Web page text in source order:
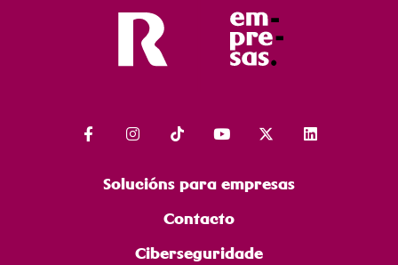
Solucións para empresas
Contacto
Ciberseguridade